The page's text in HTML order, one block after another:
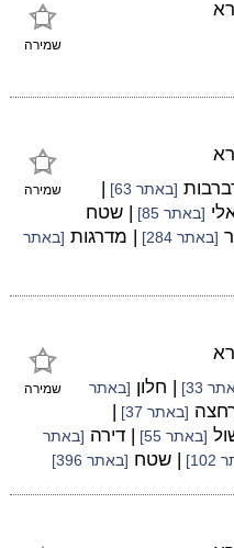
שמירה
שמירה [באתר 63]
|
[באתר 85] | שטח
[באתר 284] | מדרגות [באתר
שמירה 33] | חלון [באתר
[באתר 37]
|
[באתר 55] | דירה [באתר
| שטח [באתר 396]